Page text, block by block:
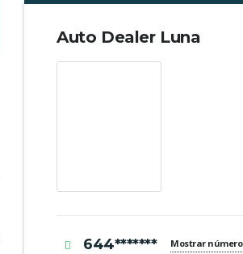
Auto Dealer Luna
644******* Mostrar número